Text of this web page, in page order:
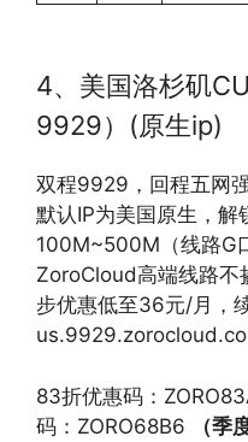
4、美国洛杉矶
9929）(原生ip)
双程9929，回程五网
默认IP为美国原生，
100M~500M（线路G
ZoroCloud高端线路不
步优惠低至36元/月，
83折优惠码：
码：ZORO68B6
（季